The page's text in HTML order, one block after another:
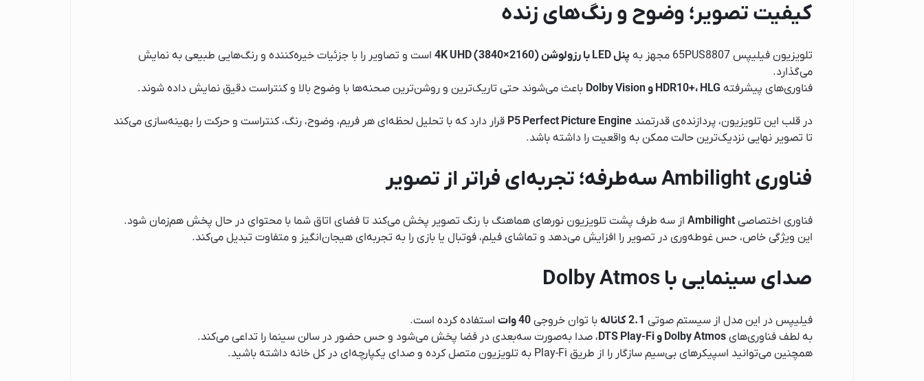
جاروبرقی پارس خزر
جاروبرقی دوو
جاروبرقی اسنوا
جارو برقی پاناسونیک
جارو برقی بوش
تهویه، سرمایش و گرمایش
پنکه
بخاری برقی
لوازم جانبی اسپرسوساز
اسپرسوساز میگل
کیفیت تصویر؛ وضوح و رنگ‌های زنده
تلویزیون فیلیپس 65PUS8807 مجهز به پنل LED با رزولوشن 4K UHD (3840×2160)
است و تصاویر را با جزئیات خیره‌کننده و رنگ‌هایی طبیعی به نمایش
می‌گذارد.
فناوری‌های پیشرفته HDR10+، HLG و Dolby Vision باعث می‌شوند حتی تاریک‌ترین و روشن‌ترین صحنه‌ها با وضوح بالا و کنتراست دقیق نمایش داده شوند.
در قلب این تلویزیون، پردازنده‌ی قدرتمند P5 Perfect Picture Engine قرار دارد که با تحلیل لحظه‌ای هر فریم، وضوح، رنگ، کنتراست و حرکت را بهینه‌سازی می‌کند
تا تصویر نهایی نزدیک‌ترین حالت ممکن به واقعیت را داشته باشد.
فناوری Ambilight سه‌طرفه؛ تجربه‌ای فراتر از تصویر
فناوری اختصاصی Ambilight از سه طرف پشت تلویزیون نورهای هماهنگ با رنگ تصویر پخش می‌کند تا فضای اتاق شما با محتوای در حال پخش هم‌زمان شود.
این ویژگی خاص، حس غوطه‌وری در تصویر را افزایش می‌دهد و تماشای فیلم، فوتبال یا بازی را به تجربه‌ای هیجان‌انگیز و متفاوت تبدیل می‌کند.
صدای سینمایی با Dolby Atmos
فیلیپس در این مدل از سیستم صوتی 2.1 کاناله با توان خروجی 40 وات
استفاده کرده است.
به لطف فناوری‌های Dolby Atmos و DTS Play-Fi
، صدا به‌صورت سه‌بعدی در فضا پخش می‌شود و حس حضور در سالن سینما را تداعی می‌کند.
همچنین می‌توانید اسپیکرهای بی‌سیم سازگار را از طریق Play-Fi به تلویزیون متصل کرده و صدای یکپارچه‌ای در کل خانه داشته باشید.